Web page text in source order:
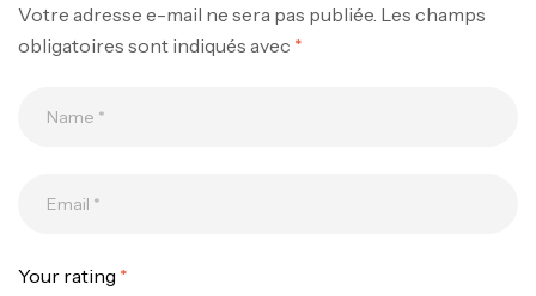
Votre adresse e-mail ne sera pas publiée. Les champs
obligatoires sont indiqués avec *
Your rating *